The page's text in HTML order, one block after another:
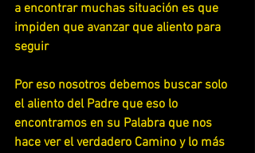
a encontrar muchas situación es que
impiden que avanzar que aliento para
seguir
Por eso nosotros debemos buscar solo
el aliento del Padre que eso lo
encontramos en su Palabra que nos
hace ver el verdadero Camino y lo más